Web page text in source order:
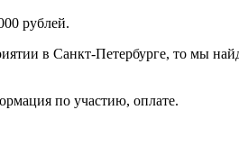
рублей.
в Санкт-Петербурге, то мы
по участию, оплате.